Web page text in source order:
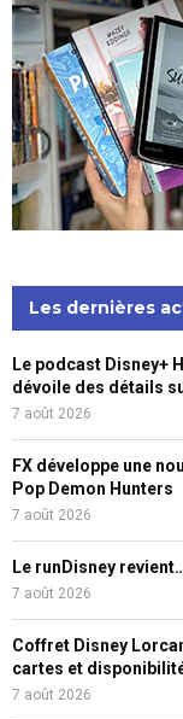
Les dernières
Le podcast Disney+
dévoile des détails
7 août 2026
FX développe une
Pop Demon Hunters
7 août 2026
Le runDisney
7 août 2026
Coffret Disney
cartes et
7 août 2026